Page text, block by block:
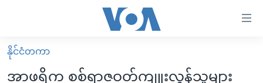
လွယ်ကူ
စေ
မူလစာမျက်နှာ
နိုင်ငံတကာ
အာဖရိက စစ်ရာဇဝတ်ကျူးလွန်သူများ